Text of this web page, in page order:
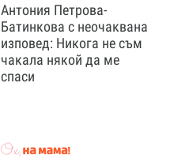
Антония Петрова-
Батинкова с неочаквана
изповед: Никога не съм
чакала някой да ме
спаси